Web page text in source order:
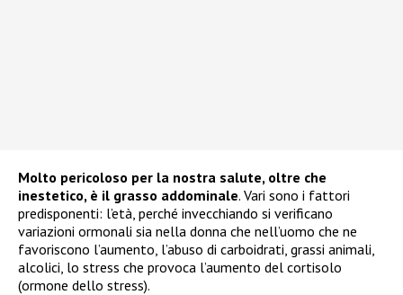
Molto pericoloso per la nostra salute, oltre che
inestetico, è il grasso addominale. Vari sono i fattori
predisponenti: l’età, perché invecchiando si verificano
variazioni ormonali sia nella donna che nell’uomo che ne
favoriscono l’aumento, l’abuso di carboidrati, grassi animali,
alcolici, lo stress che provoca l’aumento del cortisolo
(ormone dello stress).